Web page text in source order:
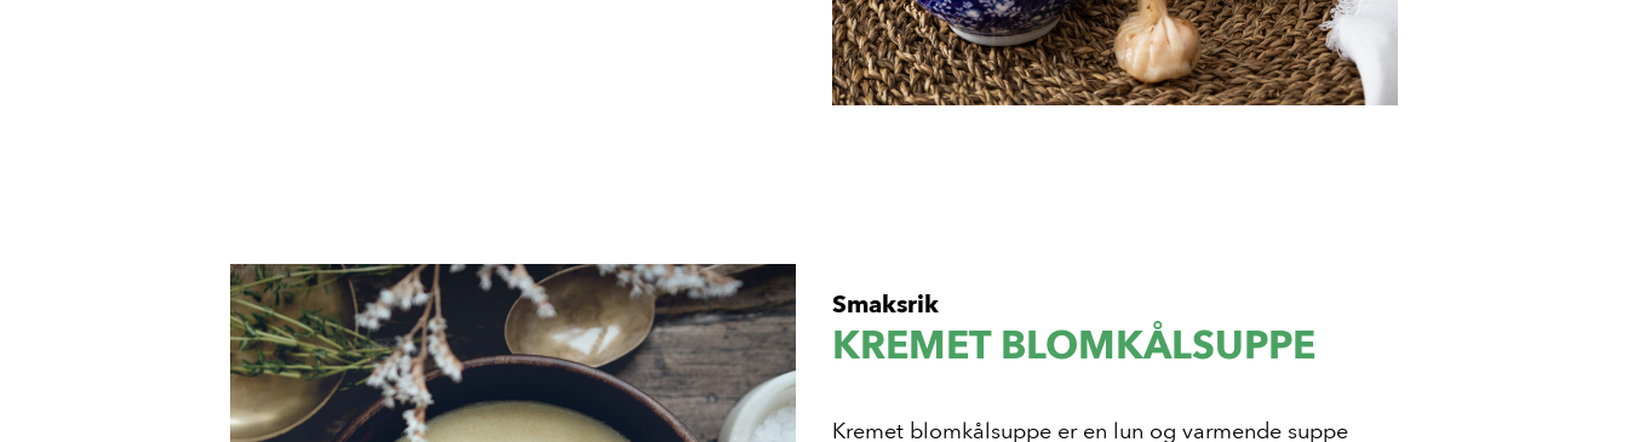
Smaksrik
KREMET BLOMKÅLSUPPE
Kremet blomkålsuppe er en lun og varmende suppe